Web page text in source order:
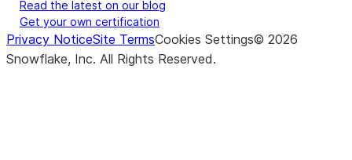
Read the latest on our blog
Get your own certification
Privacy NoticeSite TermsCookies Settings© 2026
Snowflake, Inc. All Rights Reserved.